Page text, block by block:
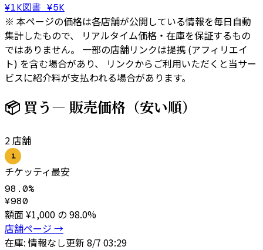
¥1K図書 ¥5K
※ 本ページの価格は各店舗が公開している情報を毎日自動
集計したもので、 リアルタイム価格・在庫を保証するもの
ではありません。 一部の店舗リンクは提携 (アフィリエイ
ト) を含む場合があり、 リンクからご利用いただくと当サー
ビスに紹介料が支払われる場合があります。
📦 買う— 販売価格（安い順）
2 店舗
1
チケッティ最安
98.0%
¥980
額面 ¥1,000 の 98.0%
店舗ページ →
在庫: 情報なし更新 8/7 03:29